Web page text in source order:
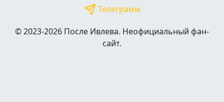
Телеграмм
© 2023-2026 После Ивлева. Неофициальный фан-
сайт.